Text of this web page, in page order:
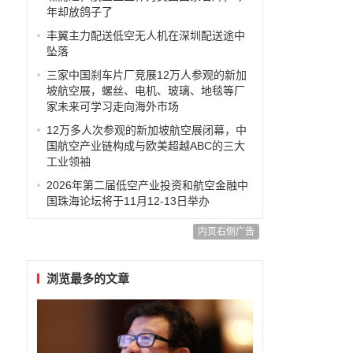
年却放鸽子了
丰翼主力配送低空无人机在深圳配送途中
坠落
三家中国刹车片厂竞展12万人参观的新加
坡航空展，螺丝、电机、玻璃、地毯等厂
家未来可学习走向海外市场
12万多人次参观的新加坡航空展闭幕，中
国航空产业链构成与欧美超越ABC的三大
工业领袖
2026年第二届低空产业投资和航空金融中
国珠海论坛将于11月12-13日举办
内页右侧广告
浏览最多的文章